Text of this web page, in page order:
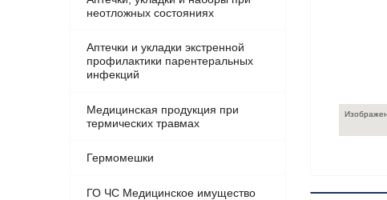
неотложных состояниях
Аптечки и укладки экстренной
профилактики парентеральных
инфекций
Медицинская продукция при
термических травмах
Гермомешки
ГО ЧС Медицинское имущество